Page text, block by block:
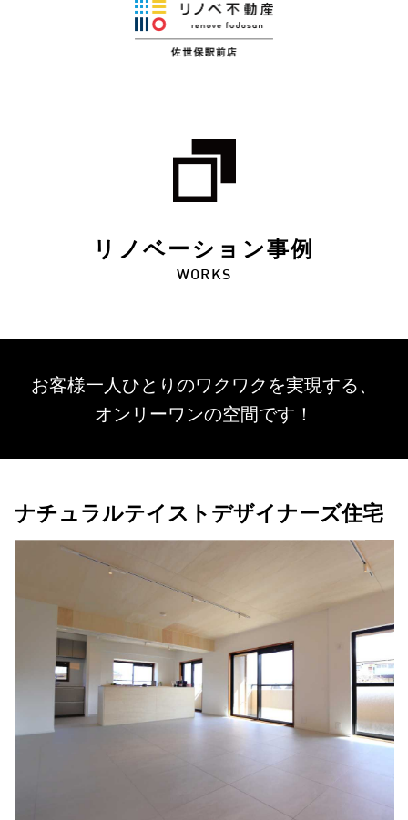
リノベーション事例
WORKS
お客様一人ひとりのワクワクを実現する、
オンリーワンの空間です！
ナチュラルテイストデザイナーズ住宅